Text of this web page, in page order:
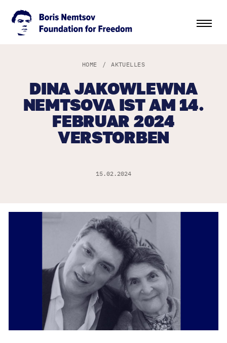
HOME / AKTUELLES
DINA JAKOWLEWNA
NEMTSOVA IST AM 14.
FEBRUAR 2024
VERSTORBEN
15.02.2024